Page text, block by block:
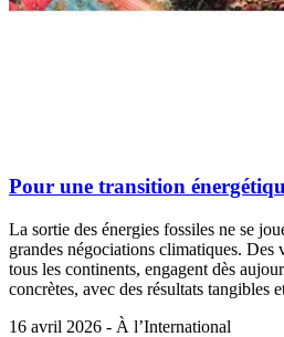
Pour une transition
La sortie des énergies fossiles ne se
grandes négociations climatiques. Des
tous les continents, engagent dès
concrètes, avec des résultats tangibles
16 avril 2026 - À l’International